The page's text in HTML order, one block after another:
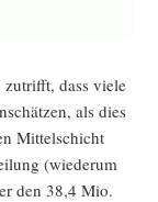
dass vie­le
als dies
Mit­tel­schicht
(wie­der­um
den 38,4 Mio.